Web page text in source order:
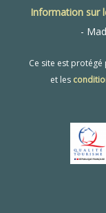
Information sur
-
Ce site est protégé
et les